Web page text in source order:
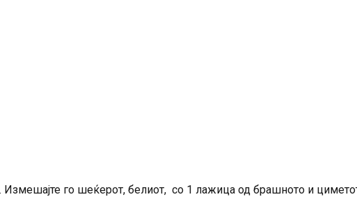
Измешајте го шеќерот, белиот, со 1 лажица од брашното и